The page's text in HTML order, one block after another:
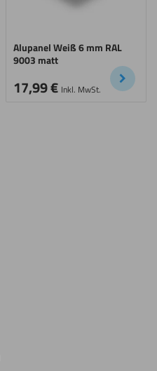
Alupanel Weiß 6 mm RAL
9003 matt
17,99€ Inkl. MwSt.